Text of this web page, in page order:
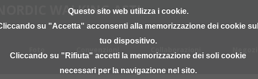
Questo sito web utilizza i cookie.
su "Accetta" acconsenti alla memorizzazione dei cookie sul
tuo dispositivo.
Cliccando su "Rifiuta" accetti la memorizzazione dei soli cookie
necessari per la navigazione nel sito.
WALKING ASTI
Foto Convenzioni Collaborazioni Negozio